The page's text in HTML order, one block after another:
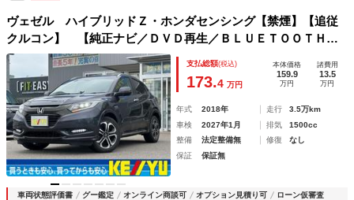
ヴェゼル ハイブリッドＺ・ホンダセンシング【禁煙】【追従
クルコン】 【純正ナビ／ＤＶＤ再生／ＢＬＵＥＴＯＯＴＨオ
ーデイオ／バックカメラ】【電動パーキング】【ハーフレザー
シート／シートヒーター】【ビルトインＥＴＣ】【パドルシフ
ト】【ＬＥＤヘッドライト／フォグ】【保証書】
支払総額(税込)
173.4 万円
本体価格
159.9
万円
諸費用
13.5
万円
年式 2018年 走行
3.5万km
車検
2027年1月 排気
1500cc
整備
法定整備無 修復
なし
保証
保証無
車両状態評価書 グー鑑定 オンライン商談可 オプション見積り可 ローン仮審査